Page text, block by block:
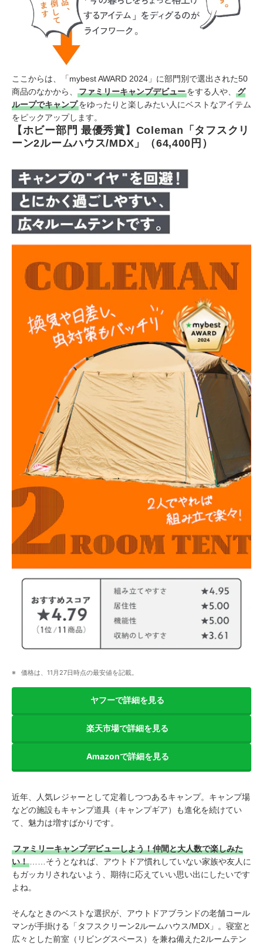
ここからは、「mybest AWARD 2024」に部門別で選出された50
商品のなかから、
ファミリーキャンプデビューをする人や、
グ
ループでキャンプをゆったりと楽しみたい人にベストなアイテム
をピックアップします。
【ホビー部門 最優秀賞】Coleman「タフスクリ
ーン2ルームハウス/MDX」（64,400円）
価格は、11月27日時点の最安値を記載。
ヤフーで詳細を見る
楽天市場で詳細を見る
Amazonで詳細を見る
近年、人気レジャーとして定着しつつあるキャンプ。キャンプ場
などの施設もキャンプ道具（キャンプギア）も進化を続けてい
て、魅力は増すばかりです。
ファミリーキャンプデビューしよう！仲間と大人数で楽しみた
い！
……そうとなれば、アウトドア慣れしていない家族や友人に
もガッカリされないよう、期待に応えていい思い出にしたいです
よね。
そんなときのベストな選択が、アウトドアブランドの老舗コール
マンが手掛ける「タフスクリーン2ルームハウス/MDX」。寝室と
広々とした前室（リビングスペース）を兼ね備えた2ルームテン